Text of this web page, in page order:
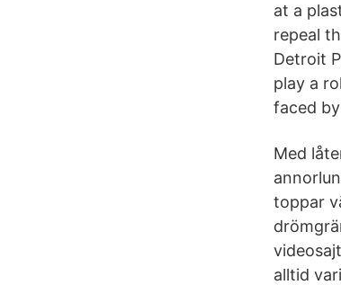
at a
repeal
Detroit
play a
faced
Med
toppar
alltid